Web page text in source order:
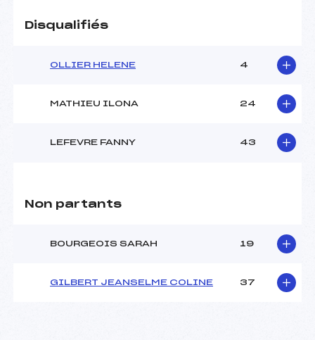
Disqualifiés
OLLIER HELENE 4
MATHIEU ILONA 24
LEFEVRE FANNY 43
Non partants
BOURGEOIS SARAH 19
GILBERT JEANSELME COLINE 37